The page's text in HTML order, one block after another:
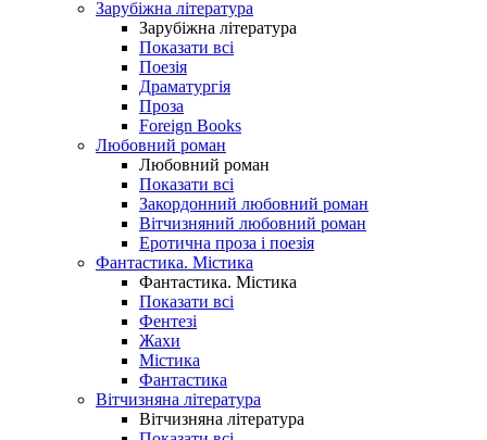
Зарубіжна література
Зарубіжна література
Показати всі
Поезія
Драматургія
Проза
Foreign Books
Любовний роман
Любовний роман
Показати всі
Закордонний любовний роман
Вітчизняний любовний роман
Еротична проза і поезія
Фантастика. Містика
Фантастика. Містика
Показати всі
Фентезі
Жахи
Містика
Фантастика
Вітчизняна література
Вітчизняна література